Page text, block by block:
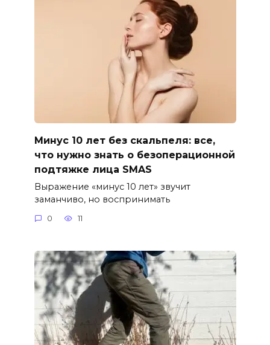
Минус 10 лет без скальпеля: все,
что нужно знать о безоперационной
подтяжке лица SMAS
Выражение «минус 10 лет» звучит
заманчиво, но воспринимать
0 11